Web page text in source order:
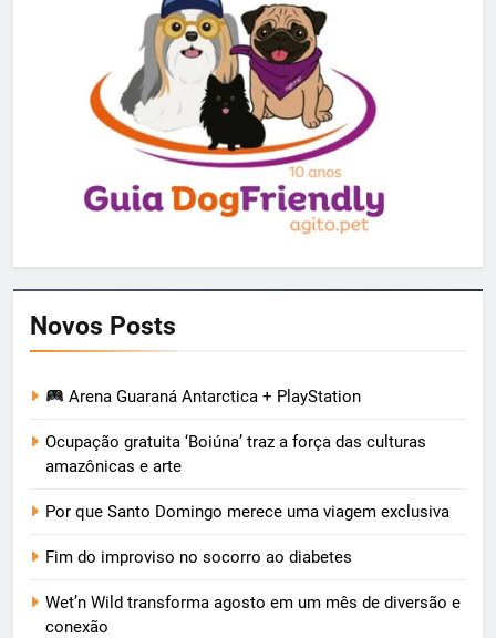
Novos Posts
Arena Guaraná Antarctica + PlayStation
Ocupação gratuita ‘Boiúna’ traz a força das culturas
amazônicas e arte
Por que Santo Domingo merece uma viagem exclusiva
Fim do improviso no socorro ao diabetes
Wet’n Wild transforma agosto em um mês de diversão e
conexão